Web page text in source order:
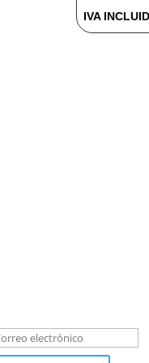
IVA